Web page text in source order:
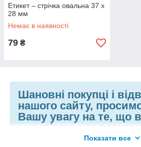
Етикет – стрічка овальна 37 x
28 мм
Немає в наявності
79 ₴
Шановні покупці і
нашого сайту,
Вашу увагу на те, що
матеріали,
частини на обладнання
Показати все